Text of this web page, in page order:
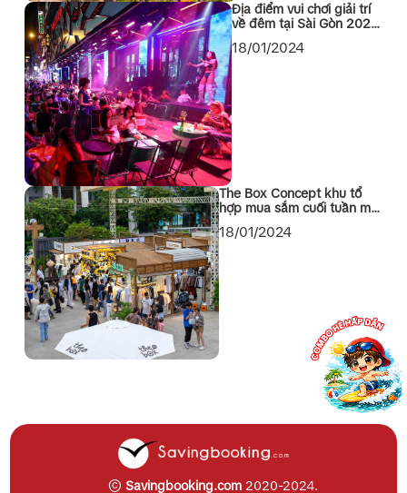
Địa điểm vui chơi giải trí
về đêm tại Sài Gòn 2024
không thể bỏ qua
18/01/2024
The Box Concept khu tổ
hợp mua sắm cuối tuần mới
18/01/2024
© Savingbooking.com2020-2024.